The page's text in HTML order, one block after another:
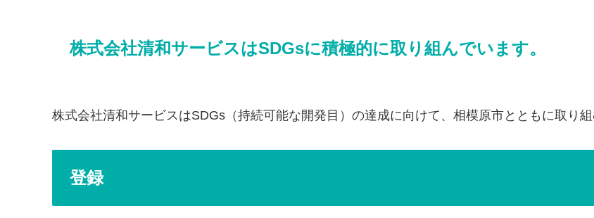
株式会社清和サービスはSDGsに積極的に取り組んでいます。
株式会社清和サービスはSDGs（持続可能な開発目）の達成に向けて、相模原市とともに取り
登録